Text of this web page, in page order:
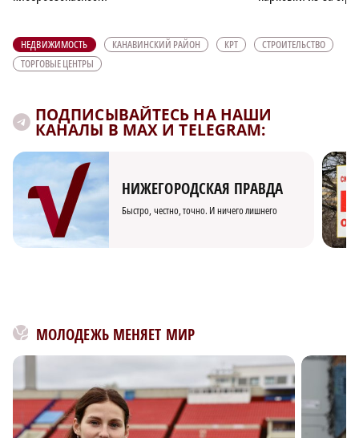
НЕДВИЖИМОСТЬ КАНАВИНСКИЙ РАЙОН КРТ
СТРОИТЕЛЬСТВО
ТОРГОВЫЕ ЦЕНТРЫ
ПОДПИСЫВАЙТЕСЬ НА НАШИ
КАНАЛЫ В MAX И TELEGRAM:
НИЖЕГОРОДСКАЯ ПРАВДА
Быстро, честно, точно. И ничего лишнего
МОЛОДЕЖЬ МЕНЯЕТ МИР